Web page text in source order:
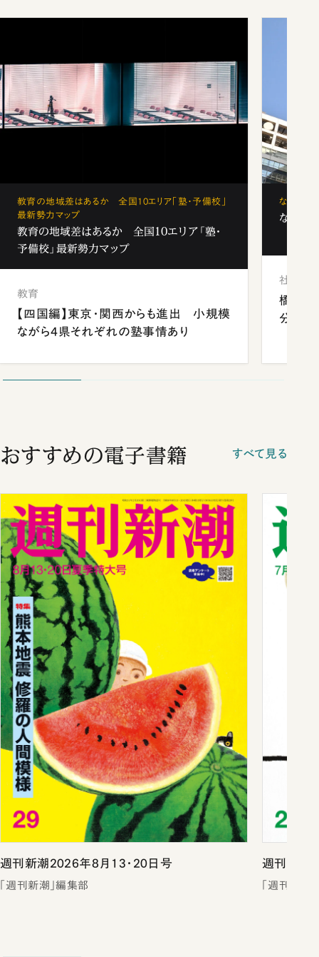
教育の地域差はあるか 全国10エリア「塾・予備校」
最新勢力マップ
教育の地域差はあるか 全国10エリア「塾・
予備校」最新勢力マップ
教育
【四国編】東京・関西からも進出 小規模
ながら4県それぞれの塾事情あり
なぜ「フ
なぜ「
社会
橋本愛
分 佐
おすすめの電子書籍 すべて見る
週刊新潮2026年8月13・20日号
「週刊新潮」編集部
週刊新潮
「週刊新潮